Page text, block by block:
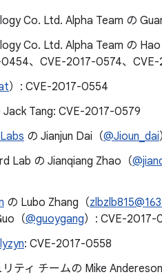
Co. Ltd. Alpha Team の
Co. Ltd. Alpha Team の
、CVE-2017-0574、
）: CVE-2017-0554
Jack Tang: CVE-2017-0579
の Jianjun Dai（@Jioun_dai
Lab の Jianqiang Zhao（
の Lubo Zhang（
（@guoygang）: CVE-2017-
: CVE-2017-0558
ティ チームの Mike